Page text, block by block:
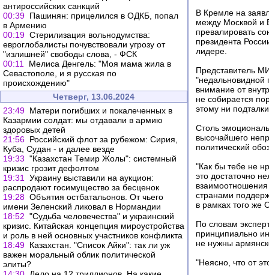
антироссийских санкций
00:39 Пашинян: прицелился в ОДКБ, попал
в Армению
00:19 Стерилизация вольнодумства:
евроглобалисты почувствовали угрозу от
"излишней" свободы слова, - ФСК
00:11
Мелиса Денгель: "Моя мама жила в
Севастополе, и я русская по
происхождению"
Четверг, 13.06.2024
23:49 Матери погибших и покалеченных в
Казармии солдат: мы отдавали в армию
здоровых детей
21:56 Российский флот за рубежом: Сирия,
Куба, Судан - и далее везде
19:33 "Казахстан Темир Жолы": системный
кризис грозит дефолтом
19:31
Украину выставили на аукцион:
распродают госимущество за бесценок
19:28 Объятия остбатальонов. От чьего
имени Зеленский ликовал в Нормандии
18:52 "Судьба человечества" и украинский
кризис. Китайская концепция мироустройства
и роль в ней основных участников конфликта
18:49 Казахстан. "Список Айки": так ли уж
важен моральный облик политической
элиты?
В Кремле на
между Москвой и
превалировать
президента
лидере.
Представитель
"недальновидной
внимание от
не собирается
этому ни
Столь
высочайшего
политический
"Как бы тебе не
это достаточно
странами
в рамках того же
По словам
принципиально
не нужны
"Неясно, что от